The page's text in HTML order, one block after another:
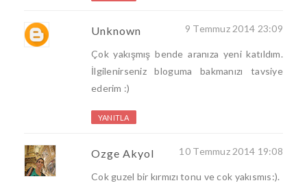
Unknown 9 Temmuz 2014 23:09
Çok yakışmış bende aranıza yeni katıldım.
İlgilenirseniz bloguma bakmanızı tavsiye
ederim :)
YANITLA
Ozge Akyol 10 Temmuz 2014 19:08
Cok guzel bir kırmızı tonu ve cok yakısmıs:).